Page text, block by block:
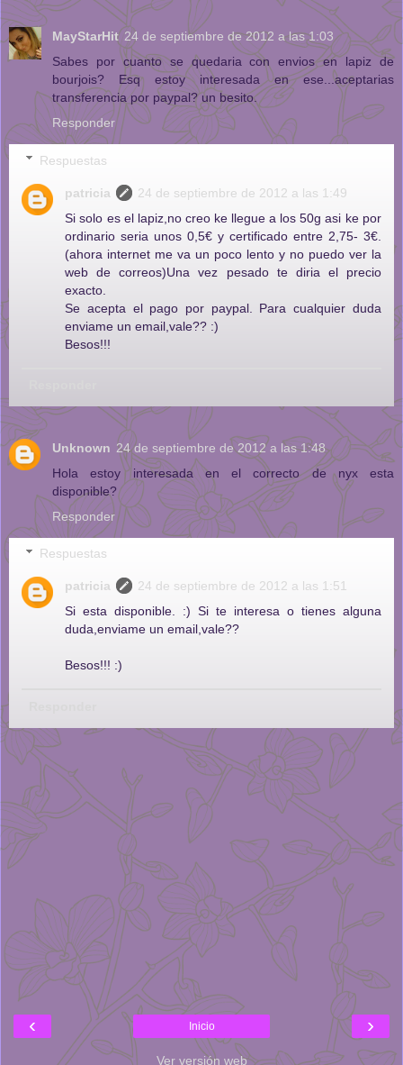
MayStarHit 24 de septiembre de 2012 a las 1:03
Sabes por cuanto se quedaria con envios en lapiz de
bourjois? Esq estoy interesada en ese...aceptarias
transferencia por paypal? un besito.
Responder
Respuestas
patricia
24 de septiembre de 2012 a las 1:49
Si solo es el lapiz,no creo ke llegue a los 50g asi ke por
ordinario seria unos 0,5€ y certificado entre 2,75- 3€.
(ahora internet me va un poco lento y no puedo ver la
web de correos)Una vez pesado te diria el precio
exacto.
Se acepta el pago por paypal. Para cualquier duda
enviame un email,vale?? :)
Besos!!!
Unknown 24 de septiembre de 2012 a las 1:48
Hola estoy interesada en el correcto de nyx esta
disponible?
Responder
Respuestas
patricia
24 de septiembre de 2012 a las 1:51
Si esta disponible. :) Si te interesa o tienes alguna
duda,enviame un email,vale??
Besos!!! :)
‹ ›
Inicio
Ver versión web